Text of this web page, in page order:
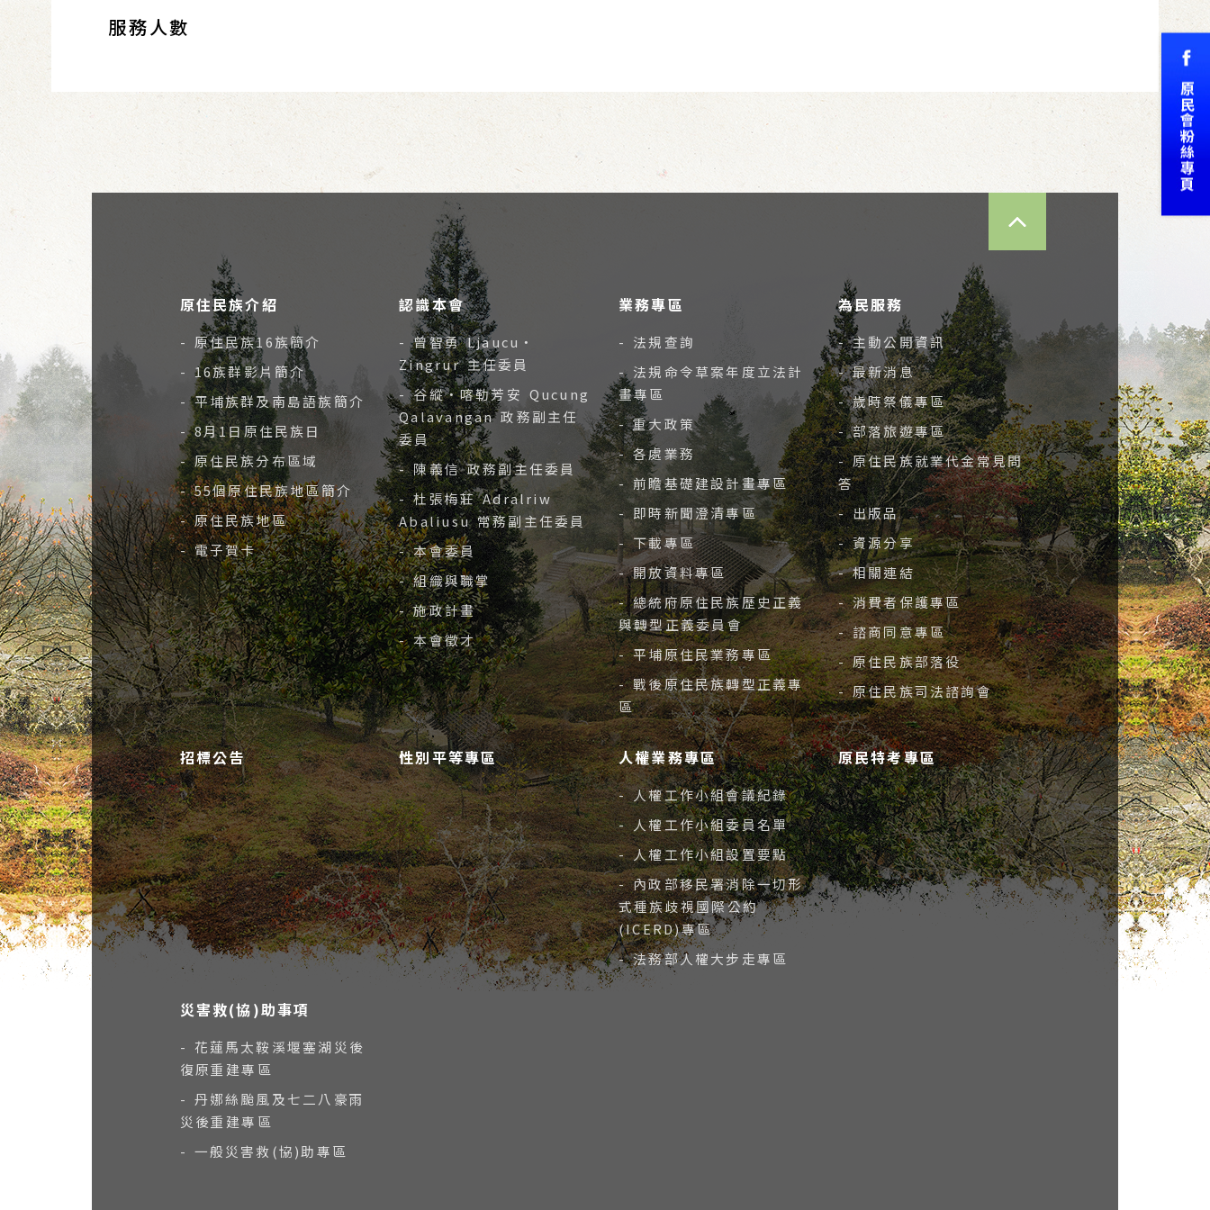
服務人數
原住民族介紹
- 原住民族16族簡介
- 16族群影片簡介
- 平埔族群及南島語族簡介
- 8月1日原住民族日
- 原住民族分布區域
- 55個原住民族地區簡介
- 原住民族地區
- 電子賀卡
認識本會
- 曾智勇 Ljaucu‧
Zingrur 主任委員
- 谷縱‧喀勒芳安 Qucung
Qalavangan 政務副主任
委員
- 陳義信 政務副主任委員
- 杜張梅莊 Adralriw
Abaliusu 常務副主任委員
- 本會委員
- 組織與職掌
- 施政計畫
- 本會徵才
業務專區
- 法規查詢
- 法規命令草案年度立法計
畫專區
- 重大政策
- 各處業務
- 前瞻基礎建設計畫專區
- 即時新聞澄清專區
- 下載專區
- 開放資料專區
- 總統府原住民族歷史正義
與轉型正義委員會
- 平埔原住民業務專區
- 戰後原住民族轉型正義專
區
為民服務
- 主動公開資訊
- 最新消息
- 歲時祭儀專區
- 部落旅遊專區
- 原住民族就業代金常見問
答
- 出版品
- 資源分享
- 相關連結
- 消費者保護專區
- 諮商同意專區
- 原住民族部落役
- 原住民族司法諮詢會
招標公告 性別平等專區 人權業務專區
- 人權工作小組會議紀錄
- 人權工作小組委員名單
- 人權工作小組設置要點
- 內政部移民署消除一切形
式種族歧視國際公約
(ICERD)專區
- 法務部人權大步走專區
原民特考專區
災害救(協)助事項
- 花蓮馬太鞍溪堰塞湖災後
復原重建專區
- 丹娜絲颱風及七二八豪雨
災後重建專區
- 一般災害救(協)助專區